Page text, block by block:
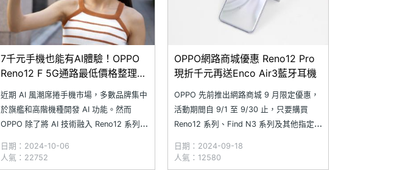
7千元手機也能有AI體驗！OPPO
Reno12 F 5G通路最低價格整理
(2024.10)
近期 AI 風潮席捲手機市場，多數品牌集中
於旗艦和高階機種開發 AI 功能。然而
OPPO 除了將 AI 技術融入 Reno12 系列高
中階手機，支援 AI 橡皮擦、AI 寫真館和
智慧魔術棒 2.0 等功能，提供更便利的日
日期：2024-10-06
人氣：22752
OPPO網路商城優惠 Reno12 Pro
現折千元再送Enco Air3藍牙耳機
OPPO 先前推出網路商城 9 月限定優惠，
活動期間自 9/1 至 9/30 止，只要購買
Reno12 系列、Find N3 系列及其他指定機
有最高 10,000 元的購機折扣，同時還能
加碼贈送 OPPO Enco Air3 藍牙耳機、
日期：2024-09-18
人氣：12580